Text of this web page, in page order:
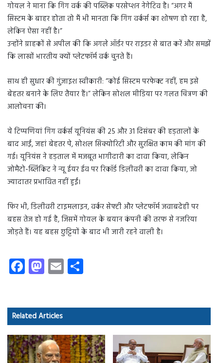
गोयल ने माना कि गिग वर्क की पब्लिक परसेप्शन नेगेटिव है। “अगर मैं
सिस्टम के बाहर होता तो मैं भी मानता कि गिग वर्कर्स का शोषण हो रहा है,
लेकिन ऐसा नहीं है।”
उन्होंने ग्राहकों से अपील की कि अगले ऑर्डर पर राइडर से बात करें और समझें
कि लाखों भारतीय क्यों प्लेटफॉर्म वर्क चुनते हैं।
साथ ही सुधार की गुंजाइश स्वीकारी: “कोई सिस्टम परफेक्ट नहीं, हम इसे
बेहतर बनाने के लिए तैयार हैं।” लेकिन सोशल मीडिया पर गलत चित्रण की
आलोचना की।
ये टिप्पणियां गिग वर्कर्स यूनियंस की 25 और 31 दिसंबर की हड़तालों के
बाद आईं, जहां बेहतर पे, सोशल सिक्योरिटी और सुरक्षित काम की मांग की
गई। यूनियंस ने हड़ताल में मजबूत भागीदारी का दावा किया, लेकिन
जोमैटो-ब्लिंकिट ने न्यू ईयर ईव पर रिकॉर्ड डिलीवरी का दावा किया, जो
ज्यादातर प्रभावित नहीं हुईं।
फिर भी, डिलीवरी टाइमलाइन, वर्कर सेफ्टी और प्लेटफॉर्म जवाबदेही पर
बहस तेज हो गई है, जिसमें गोयल के बयान कंपनी की तरफ से नजरिया
जोड़ते हैं। यह बहस छुट्टियों के बाद भी जारी रहने वाली है।
Fa
ce
o
ok
M
as
d
o
n
E
m
Related Articles